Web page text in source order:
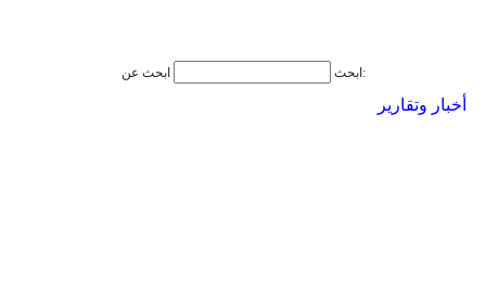
ابحث ابحث عن:
أخبار وتقارير